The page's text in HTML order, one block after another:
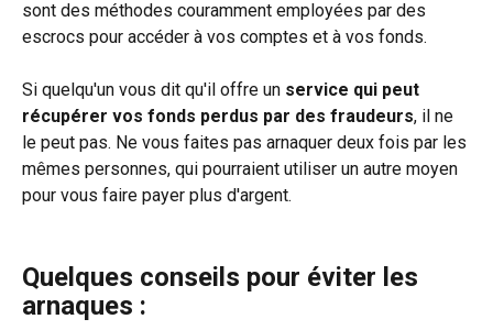
sont des méthodes couramment employées par des
escrocs pour accéder à vos comptes et à vos fonds.
Si quelqu'un vous dit qu'il offre un service qui peut
récupérer vos fonds perdus par des fraudeurs, il ne
le peut pas. Ne vous faites pas arnaquer deux fois par les
mêmes personnes, qui pourraient utiliser un autre moyen
pour vous faire payer plus d'argent.
Quelques conseils pour éviter les
arnaques :